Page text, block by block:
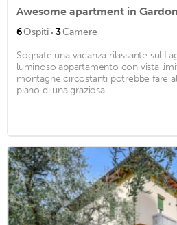
6Ospiti · 3Camere
Sognate una vacanza rilassante sul
luminoso appartamento con vista
montagne circostanti potrebbe fare
piano di una graziosa ...